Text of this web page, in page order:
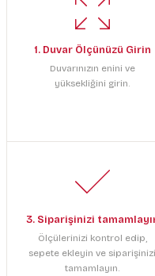
1. Duvar Ölçünüzü Girin
Duvarınızın enini ve
yüksekliğini girin.
3. Siparişinizi
Ölçülerinizi kontrol edip,
sepete ekleyin ve siparişinizi
tamamlayın.